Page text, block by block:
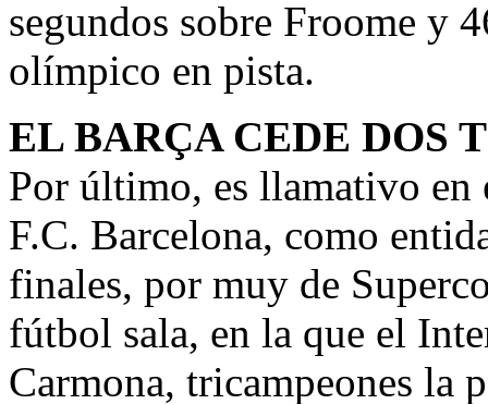
segundos sobre Froome y
olímpico en pista.
EL BARÇA CEDE DOS
Por último, es llamativo en
F.C. Barcelona, como
finales, por muy de
fútbol sala, en la que el
Carmona, tricampeones la